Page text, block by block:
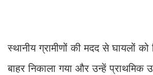
स्थानीय ग्रामीणों की मदद से घायलों
बाहर निकाला गया और उन्हें प्राथमिक